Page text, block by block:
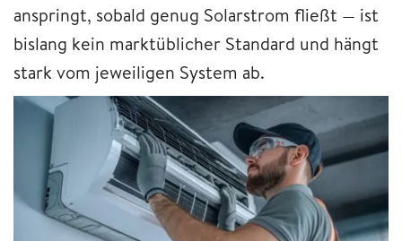
anspringt, sobald genug Solarstrom fließt — ist
bislang kein marktüblicher Standard und hängt
stark vom jeweiligen System ab.